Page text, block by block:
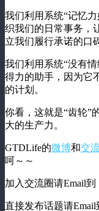
我们利用系统“记忆
织我们的日常事务，
立我们履行承诺的口
我们利用系统“没有
得力的助手，因为它
的计划。
你看，这就是“齿轮”
大的生产力。
GTDLife的微博和交
呵～～
加入交流圈请Email到
直接发布话题请Email